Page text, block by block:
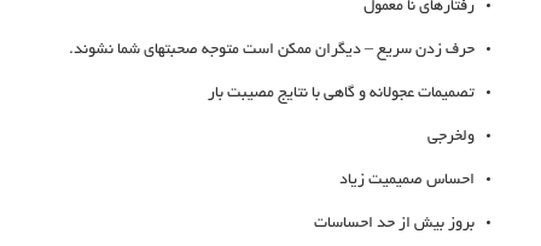
رفتارهای نا معمول
حرف زدن سریع – دیگران ممکن است متوجه صحبتهای شما نشوند.
تصمیمات عجولانه و گاهی با نتایج مصیبت بار
ولخرجی
احساس صمیمیت زیاد
بروز بیش از حد احساسات